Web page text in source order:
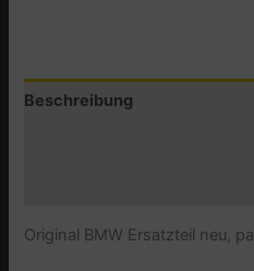
Menge
Beschreibung
Original BMW Ersatzteil neu,